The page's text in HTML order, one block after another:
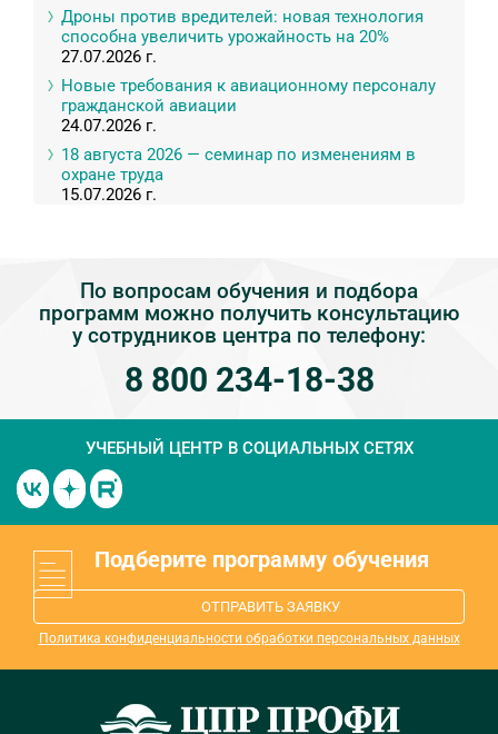
Дроны против вредителей: новая технология
способна увеличить урожайность на 20%
27.07.2026 г.
Новые требования к авиационному персоналу
гражданской авиации
24.07.2026 г.
18 августа 2026 — семинар по изменениям в
охране труда
15.07.2026 г.
По вопросам обучения и подбора
программ можно получить консультацию
у сотрудников центра по телефону:
8 800 234-18-38
УЧЕБНЫЙ ЦЕНТР В СОЦИАЛЬНЫХ СЕТЯХ
Подберите программу обучения
ОТПРАВИТЬ ЗАЯВКУ
Политика конфиденциальности обработки персональных данных